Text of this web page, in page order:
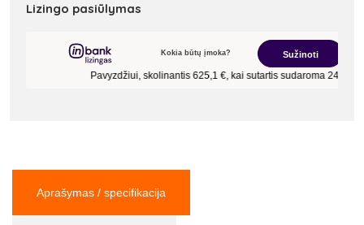
Lizingo pasiūlymas
Aprašymas / specifikacija